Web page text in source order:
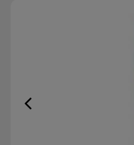
Previous